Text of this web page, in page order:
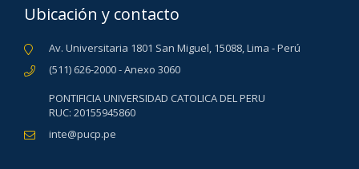
Ubicación y contacto
Av. Universitaria 1801 San Miguel, 15088, Lima - Perú
(511) 626-2000 - Anexo 3060
PONTIFICIA UNIVERSIDAD CATOLICA DEL PERU
RUC: 20155945860
inte@pucp.pe